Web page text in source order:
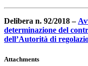
Delibera n. 92/2018 –
determinazione del
dell’Autorità di
Attachments